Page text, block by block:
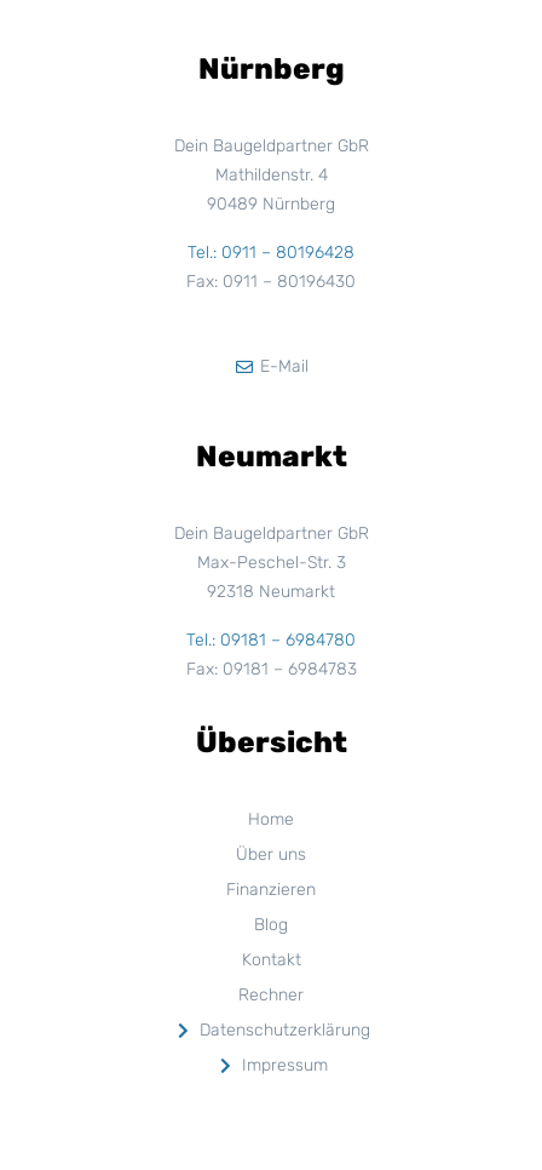
Nürnberg
Dein Baugeldpartner GbR
Mathildenstr. 4
90489 Nürnberg
Tel.: 0911 – 80196428
Fax: 0911 – 80196430
E-Mail
Neumarkt
Dein Baugeldpartner GbR
Max-Peschel-Str. 3
92318 Neumarkt
Tel.: 09181 – 6984780
Fax: 09181 – 6984783
Übersicht
Home
Über uns
Finanzieren
Blog
Kontakt
Rechner
Datenschutzerklärung
Impressum